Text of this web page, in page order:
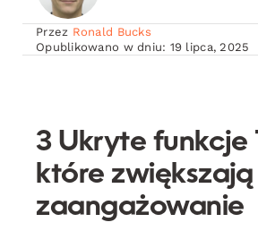
Przez Ronald Bucks
Opublikowano w dniu: 19 lipca, 2025
3 Ukryte funkcje
które zwiększają
zaangażowanie